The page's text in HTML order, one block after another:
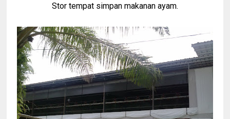
Stor tempat simpan makanan ayam.